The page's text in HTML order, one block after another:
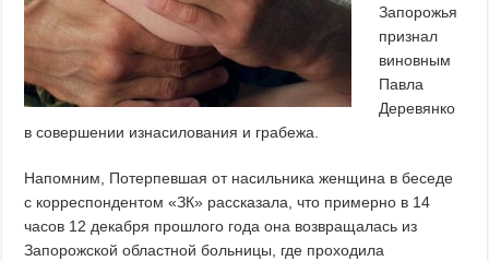
Запорожья
признал
виновным
Павла
Деревянко
в совершении изнасилования и грабежа.
Напомним, Потерпевшая от насильника женщина в беседе
с корреспондентом «ЗК» рассказала, что примерно в 14
часов 12 декабря прошлого года она возвращалась из
Запорожской областной больницы, где проходила